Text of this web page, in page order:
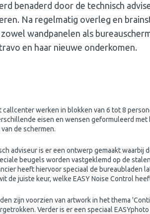
benaderd door de technisch
Na regelmatig overleg en
wandpanelen als
en haar nieuwe onderkomen.
werken in blokken van 6 tot 8
eisen en wensen geformuleerd
de schermen.
adviseur is er een ontwerp gemaakt waarbij
beugels worden vastgeklemd op de
heeft hiervoor speciaal de bureaubladen
de juiste keur, welke EASY Noise Control
zijn voorzien van artwork in het thema
Verder is er een speciaal